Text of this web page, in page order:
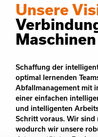
Unsere
Maschinen
Schaffung der
optimal lernenden
Abfallmanagement mit
einer einfachen
und intelligenten
Schritt voraus. Wir sind
wodurch wir unsere